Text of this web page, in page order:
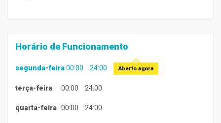
Horário de Funcionamento
segunda-feira00:00 24:00 Aberto agora
terça-feira 00:00 24:00
quarta-feira 00:00 24:00